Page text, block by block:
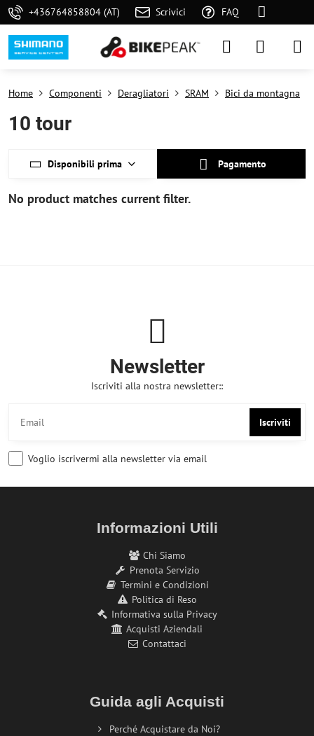
+436764858804 (AT) Scrivici FAQ
Home Componenti Deragliatori SRAM Bici da montagna
10 tour
Disponibili prima Pagamento
Newsletter
Iscriviti alla nostra newsletter::
Iscriviti
Voglio iscrivermi alla newsletter via email
Informazioni Utili
Chi Siamo
Prenota Servizio
Termini e Condizioni
Politica di Reso
Informativa sulla Privacy
Acquisti Aziendali
Contattaci
Guida agli Acquisti
Perché Acquistare da Noi?